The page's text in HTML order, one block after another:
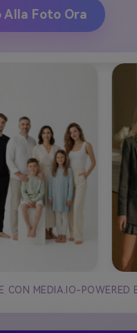
Alla Foto Ora
CON MEDIA.IO-POWERED